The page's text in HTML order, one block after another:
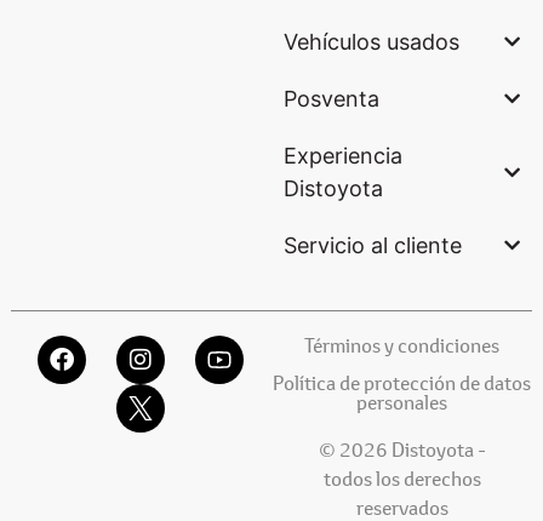
Vehículos usados
Posventa
Experiencia
Distoyota
Servicio al cliente
Términos y condiciones
Política de protección de datos
personales
© 2026 Distoyota -
todos los derechos
reservados